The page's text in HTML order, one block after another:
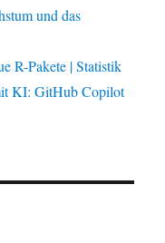
und das
R-Pakete | Statistik
KI: GitHub Copilot